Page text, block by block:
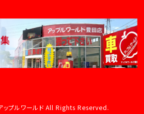
プルワールド All Rights Reserved.